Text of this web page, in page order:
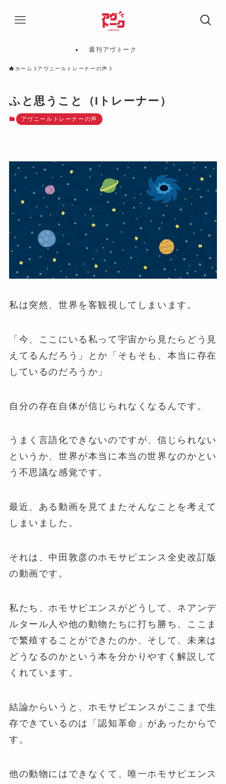
週刊アヴトーク
ホーム アヴニールトレーナーの声
ふと思うこと（Iトレーナー）
アヴニールトレーナーの声
私は突然、世界を客観視してしまいます。
「今、ここにいる私って宇宙から見たらどう見
えてるんだろう」とか「そもそも、本当に存在
しているのだろうか」
自分の存在自体が信じられなくなるんです。
うまく言語化できないのですが、信じられない
というか、世界が本当に本当の世界なのかとい
う不思議な感覚です。
最近、ある動画を見てまたそんなことを考えて
しまいました。
それは、中田敦彦のホモサピエンス全史改訂版
の動画です。
私たち、ホモサピエンスがどうして、ネアンデ
ルタール人や他の動物たちに打ち勝ち、ここま
で繁殖することができたのか、そして、未来は
どうなるのかという本を分かりやすく解説して
くれています。
結論からいうと、ホモサピエンスがここまで生
存できているのは「認知革命」があったからで
す。
他の動物にはできなくて、唯一ホモサピエンス